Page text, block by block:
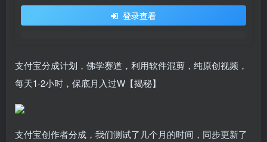
登录查看
支付宝分成计划，佛学赛道，利用软件混剪，纯原创视频，
每天1-2小时，保底月入过W【揭秘】
支付宝创作者分成，我们测试了几个月的时间，同步更新了